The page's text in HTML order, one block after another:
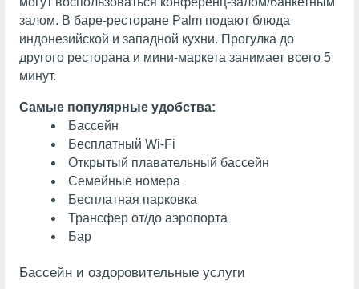
залом. В баре-ресторане Palm подают блюда
индонезийской и западной кухни. Прогулка до
другого ресторана и мини-маркета занимает всего 5
минут.
Самые популярные удобства:
Бассейн
Бесплатный Wi-Fi
Открытый плавательный бассейн
Семейные номера
Бесплатная парковка
Трансфер от/до аэропорта
Бар
Бассейн и оздоровительные услуги